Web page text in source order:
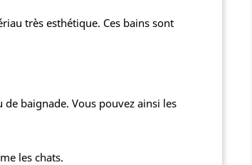
très esthétique. Ces bains sont
baignade. Vous pouvez ainsi les
les chats.